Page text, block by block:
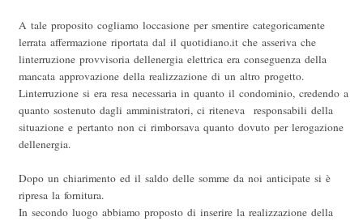
A tale proposito cogliamo loccasione per smentire categoricamente
lerrata affermazione riportata dal il quotidiano.it che asseriva che
linterruzione provvisoria dellenergia elettrica era conseguenza della
mancata approvazione della realizzazione di un altro progetto.
Linterruzione si era resa necessaria in quanto il condominio, credendo a
quanto sostenuto dagli amministratori, ci riteneva responsabili della
situazione e pertanto non ci rimborsava quanto dovuto per lerogazione
dellenergia.
Dopo un chiarimento ed il saldo delle somme da noi anticipate si è
ripresa la fornitura.
In secondo luogo abbiamo proposto di inserire la realizzazione della